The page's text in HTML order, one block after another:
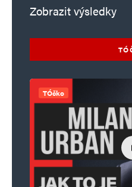
Zobrazit výsledky
TÓčko